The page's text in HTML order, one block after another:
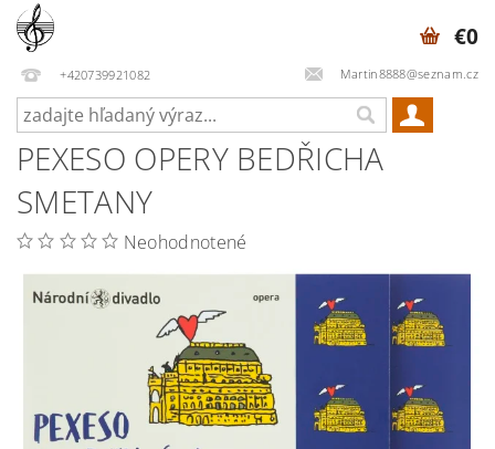
+420739921082 Martin8888@seznam.cz
€0
PEXESO OPERY BEDŘICHA
SMETANY
Neohodnotené